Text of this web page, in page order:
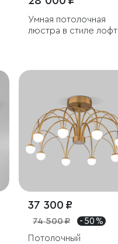
Умная потолочная
люстра в стиле лофт
37 300 ₽
74 500 ₽
- 50 %
Потолочный